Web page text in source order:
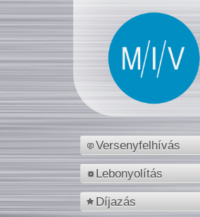
Versenyfelhívás
Lebonyolítás
Díjazás